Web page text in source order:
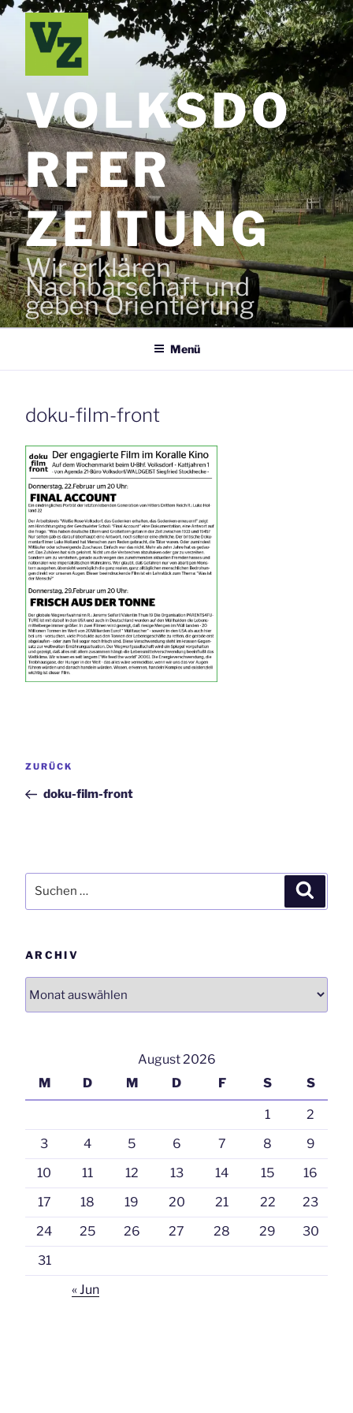
Zum
Inhalt
springen
VOLKSDO
RFER
ZEITUNG
Wir erklären
Nachbarschaft und
geben Orientierung
Menü
doku-film-front
Vorheriger
ZURÜCK
doku-film-front
nach:
ARCHIV
August 2026
M
D M D F S S
1
2
3
4 5 6 7 8
9
10
11 12 13 14 15
16
17
18 19 20 21 22
23
24
25 26 27 28 29
30
31
« Jun